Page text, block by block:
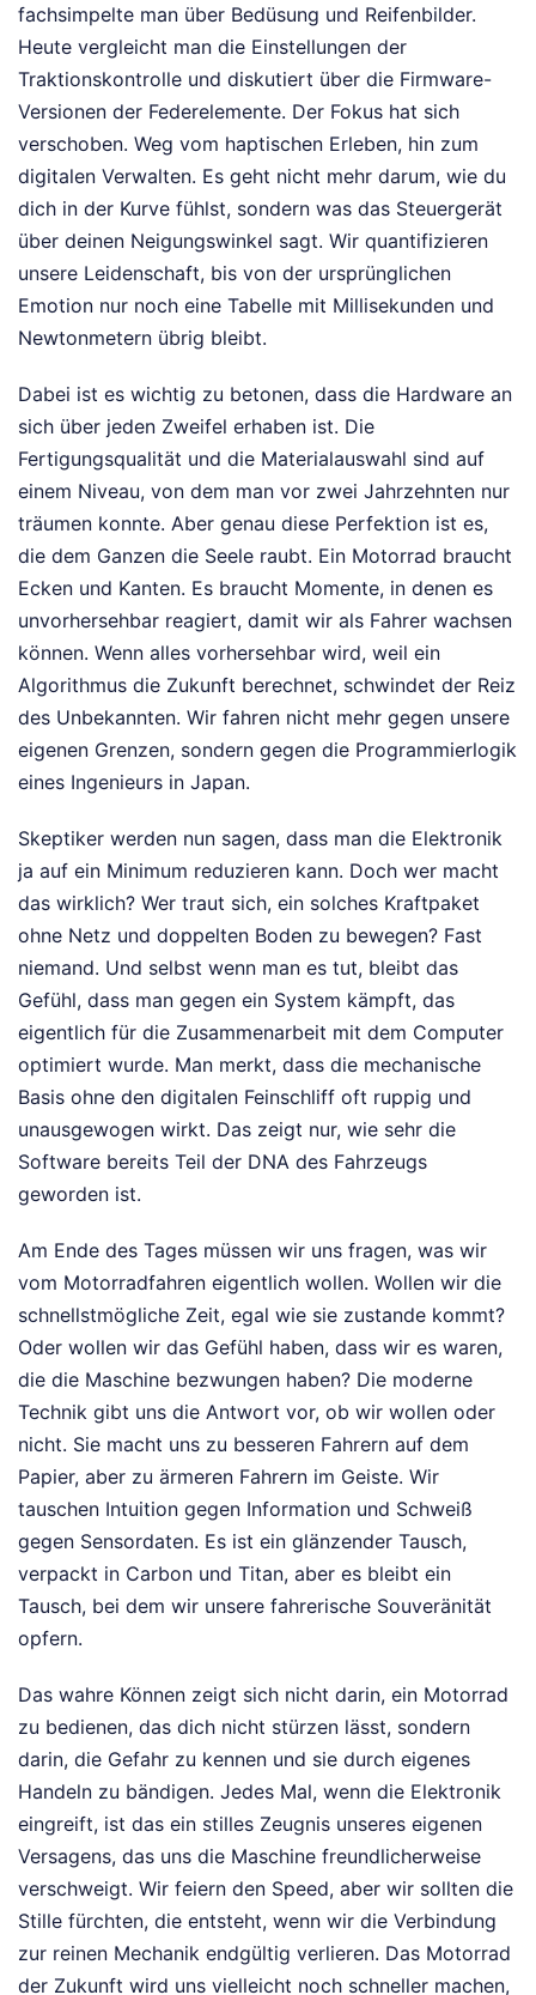
fachsimpelte man über Bedüsung und Reifenbilder.
Heute vergleicht man die Einstellungen der
Traktionskontrolle und diskutiert über die Firmware-
Versionen der Federelemente. Der Fokus hat sich
verschoben. Weg vom haptischen Erleben, hin zum
digitalen Verwalten. Es geht nicht mehr darum, wie du
dich in der Kurve fühlst, sondern was das Steuergerät
über deinen Neigungswinkel sagt. Wir quantifizieren
unsere Leidenschaft, bis von der ursprünglichen
Emotion nur noch eine Tabelle mit Millisekunden und
Newtonmetern übrig bleibt.
Dabei ist es wichtig zu betonen, dass die Hardware an
sich über jeden Zweifel erhaben ist. Die
Fertigungsqualität und die Materialauswahl sind auf
einem Niveau, von dem man vor zwei Jahrzehnten nur
träumen konnte. Aber genau diese Perfektion ist es,
die dem Ganzen die Seele raubt. Ein Motorrad braucht
Ecken und Kanten. Es braucht Momente, in denen es
unvorhersehbar reagiert, damit wir als Fahrer wachsen
können. Wenn alles vorhersehbar wird, weil ein
Algorithmus die Zukunft berechnet, schwindet der Reiz
des Unbekannten. Wir fahren nicht mehr gegen unsere
eigenen Grenzen, sondern gegen die Programmierlogik
eines Ingenieurs in Japan.
Skeptiker werden nun sagen, dass man die Elektronik
ja auf ein Minimum reduzieren kann. Doch wer macht
das wirklich? Wer traut sich, ein solches Kraftpaket
ohne Netz und doppelten Boden zu bewegen? Fast
niemand. Und selbst wenn man es tut, bleibt das
Gefühl, dass man gegen ein System kämpft, das
eigentlich für die Zusammenarbeit mit dem Computer
optimiert wurde. Man merkt, dass die mechanische
Basis ohne den digitalen Feinschliff oft ruppig und
unausgewogen wirkt. Das zeigt nur, wie sehr die
Software bereits Teil der DNA des Fahrzeugs
geworden ist.
Am Ende des Tages müssen wir uns fragen, was wir
vom Motorradfahren eigentlich wollen. Wollen wir die
schnellstmögliche Zeit, egal wie sie zustande kommt?
Oder wollen wir das Gefühl haben, dass wir es waren,
die die Maschine bezwungen haben? Die moderne
Technik gibt uns die Antwort vor, ob wir wollen oder
nicht. Sie macht uns zu besseren Fahrern auf dem
Papier, aber zu ärmeren Fahrern im Geiste. Wir
tauschen Intuition gegen Information und Schweiß
gegen Sensordaten. Es ist ein glänzender Tausch,
verpackt in Carbon und Titan, aber es bleibt ein
Tausch, bei dem wir unsere fahrerische Souveränität
opfern.
Das wahre Können zeigt sich nicht darin, ein Motorrad
zu bedienen, das dich nicht stürzen lässt, sondern
darin, die Gefahr zu kennen und sie durch eigenes
Handeln zu bändigen. Jedes Mal, wenn die Elektronik
eingreift, ist das ein stilles Zeugnis unseres eigenen
Versagens, das uns die Maschine freundlicherweise
verschweigt. Wir feiern den Speed, aber wir sollten die
Stille fürchten, die entsteht, wenn wir die Verbindung
zur reinen Mechanik endgültig verlieren. Das Motorrad
der Zukunft wird uns vielleicht noch schneller machen,